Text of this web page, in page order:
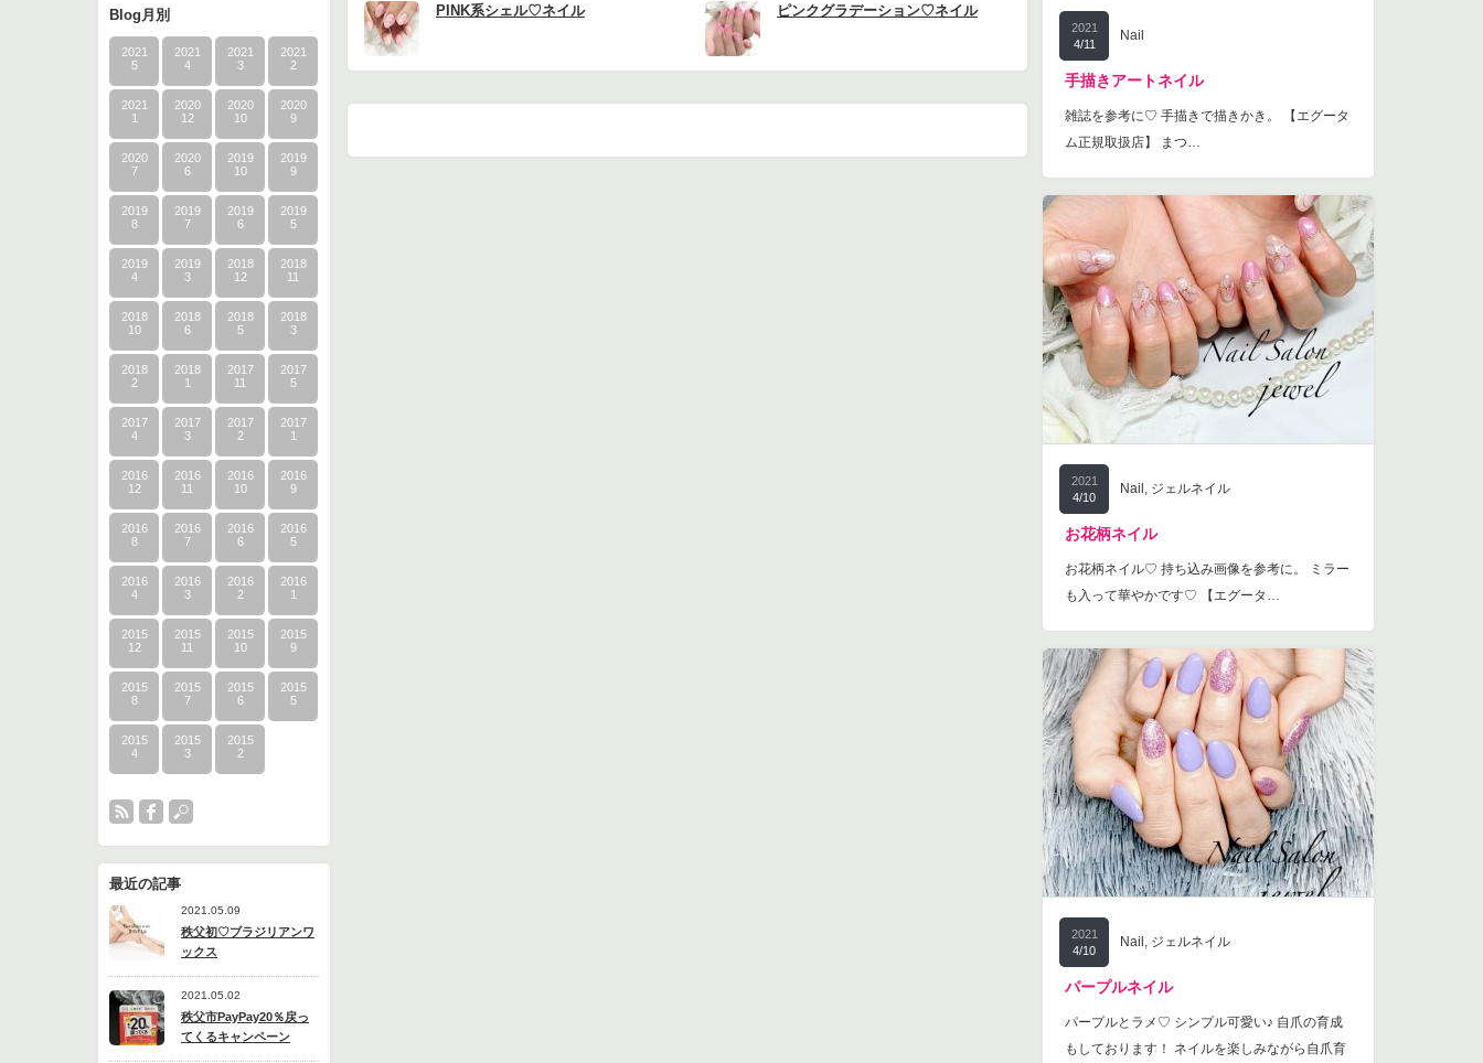
Blog月別
2021
5
2021
4
2021
3
2021
2
2021
1
2020
12
2020
10
2020
9
2020
7
2020
6
2019
10
2019
9
2019
8
2019
7
2019
6
2019
5
2019
4
2019
3
2018
12
2018
11
2018
10
2018
6
2018
5
2018
3
2018
2
2018
1
2017
11
2017
5
2017
4
2017
3
2017
2
2017
1
2016
12
2016
11
2016
10
2016
9
2016
8
2016
7
2016
6
2016
5
2016
4
2016
3
2016
2
2016
1
2015
12
2015
11
2015
10
2015
9
2015
8
2015
7
2015
6
2015
5
2015
4
2015
3
2015
2
最近の記事
2021.05.09
秩父初♡ブラジリアンワ
ックス
2021.05.02
秩父市PayPay20％戻っ
てくるキャンペーン
PINK系シェル♡ネイル ピンクグラデーション♡ネイル
2021
4/11
Nail
手描きアートネイル
雑誌を参考に♡ 手描きで描きかき。 【エグータ
ム正規取扱店】 まつ…
2021
4/10
Nail , ジェルネイル
お花柄ネイル
お花柄ネイル♡ 持ち込み画像を参考に。 ミラー
も入って華やかです♡ 【エグータ…
2021
4/10
Nail , ジェルネイル
パープルネイル
パープルとラメ♡ シンプル可愛い♪ 自爪の育成
もしております！ ネイルを楽しみながら自爪育